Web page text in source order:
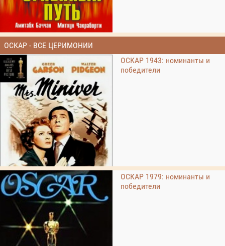
ОСКАР - ВСЕ ЦЕРИМОНИИ
ОСКАР 1943: номинанты и
победители
ОСКАР 1979: номинанты и
победители